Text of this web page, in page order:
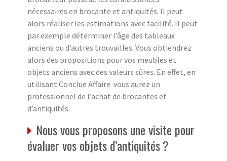
nécessaires en brocante et antiquités. Il peut
alors réaliser les estimations avec facilité. Il peut
par exemple déterminer l’âge des tableaux
anciens ou d’autres trouvailles. Vous obtiendrez
alors des propositions pour vos meubles et
objets anciens avec des valeurs sûres. En effet, en
utilisant Conclue Affaire vous aurez un
professionnel de l’achat de brocantes et
d’antiquités.
Nous vous proposons une visite pour
évaluer vos objets d’antiquités ?